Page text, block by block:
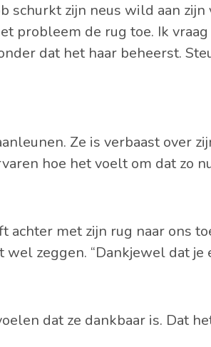
schurkt zijn neus wild aan zijn
probleem de rug toe. Ik vraag
dat het haar beheerst.
Ze is verbaast over
hoe het voelt om dat zo
met zijn rug naar ons
zeggen. “Dankjewel dat je
dat ze dankbaar is. Dat